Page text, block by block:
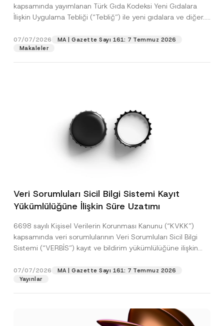
kapsamında yayımlanan Türk Gıda Kodeksi Yeni Gıdalara
İlişkin Uygulama Tebliği (“Tebliğ”) ile yeni gıdalara ve diğer...
07/07/2026
MA | Gazette Sayı 161: 7 Temmuz 2026
Makaleler
Veri Sorumluları Sicil Bilgi Sistemi Kayıt
Yükümlülüğüne İlişkin Süre Uzatımı
6698 sayılı Kişisel Verilerin Korunması Kanunu (“KVKK”)
kapsamında veri sorumlularının Veri Sorumluları Sicil Bilgi
Sistemi (“VERBİS”) kayıt ve bildirim yükümlülüğüne ilişkin
07/07/2026
MA | Gazette Sayı 161: 7 Temmuz 2026
Yayınlar